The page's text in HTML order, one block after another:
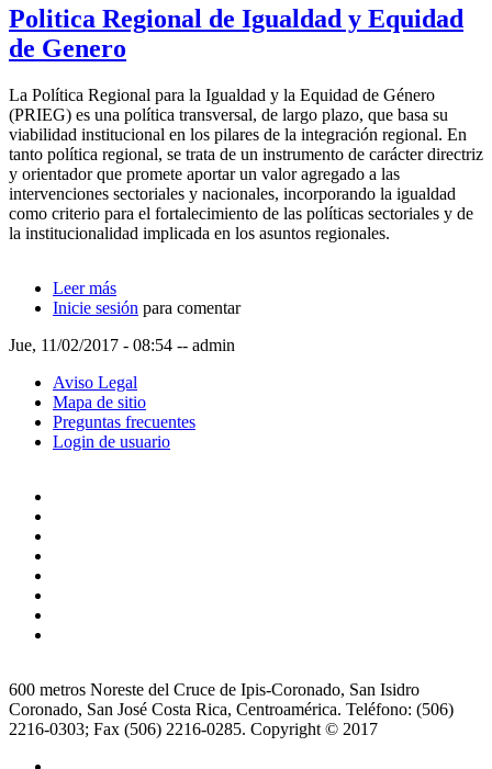
Politica Regional de Igualdad y Equidad
de Genero
La Política Regional para la Igualdad y la Equidad de Género
(PRIEG) es una política transversal, de largo plazo, que basa su
viabilidad institucional en los pilares de la integración regional. En
tanto política regional, se trata de un instrumento de carácter directriz
y orientador que promete aportar un valor agregado a las
intervenciones sectoriales y nacionales, incorporando la igualdad
como criterio para el fortalecimiento de las políticas sectoriales y de
la institucionalidad implicada en los asuntos regionales.
Leer más
Genero
Inicie sesión para comentar
Jue, 11/02/2017 - 08:54 -- admin
Aviso Legal
Mapa de sitio
Preguntas frecuentes
Login de usuario
600 metros Noreste del Cruce de Ipis-Coronado, San Isidro
Coronado, San José Costa Rica, Centroamérica. Teléfono: (506)
2216-0303; Fax (506) 2216-0285. Copyright © 2017